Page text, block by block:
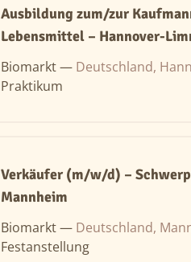
Ausbildung zum/zur
Lebensmittel – Hannover-
Biomarkt — Deutschland,
Praktikum
Verkäufer (m/w/d) –
Mannheim
Biomarkt — Deutschland,
Festanstellung